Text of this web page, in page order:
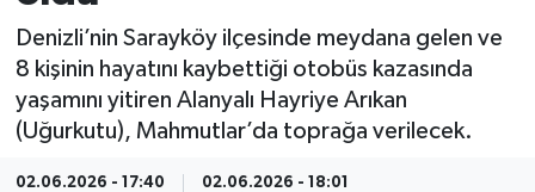
Denizli’nin Sarayköy ilçesinde meydana gelen ve
8 kişinin hayatını kaybettiği otobüs kazasında
yaşamını yitiren Alanyalı Hayriye Arıkan
(Uğurkutu), Mahmutlar’da toprağa verilecek.
02.06.2026 - 17:40 02.06.2026 - 18:01
E-Gazete
Haber Arşivi